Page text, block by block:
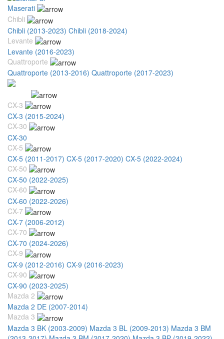
Maserati
Chibli
Chibli (2013-2023) Chibli (2018-2024)
Levante
Levante (2016-2023)
Quattroporte
Quattroporte (2013-2016) Quattroporte (2017-2023)
CX-3
CX-3 (2015-2024)
CX-30
CX-30
CX-5
CX-5 (2011-2017) CX-5 (2017-2020) CX-5 (2022-2024)
CX-50
CX-50 (2022-2025)
CX-60
CX-60 (2022-2026)
CX-7
CX-7 (2006-2012)
CX-70
CX-70 (2024-2026)
CX-9
CX-9 (2012-2016) CX-9 (2016-2023)
CX-90
CX-90 (2023-2025)
Mazda 2
Mazda 2 DE (2007-2014)
Mazda 3
Mazda 3 BK (2003-2009) Mazda 3 BL (2009-2013) Mazda 3 BM